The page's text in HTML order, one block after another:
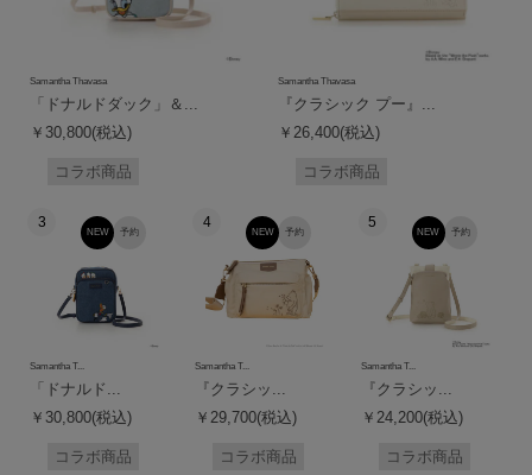
Samantha Thavasa
「ドナルドダック」＆...
￥30,800(税込)
コラボ商品
Samantha Thavasa
『クラシック プー』...
￥26,400(税込)
コラボ商品
3
予約
NEW
Samantha T...
「ドナルド...
￥30,800(税込)
コラボ商品
4
予約
NEW
Samantha T...
『クラシッ...
￥29,700(税込)
コラボ商品
5
予約
NEW
Samantha T...
『クラシッ...
￥24,200(税込)
コラボ商品